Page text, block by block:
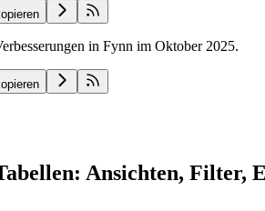
in Fynn im Oktober 2025.
Ansichten, Filter,